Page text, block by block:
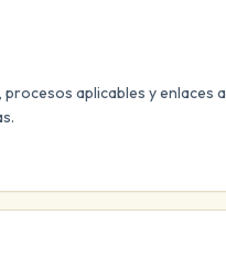
aplicables y enlaces a